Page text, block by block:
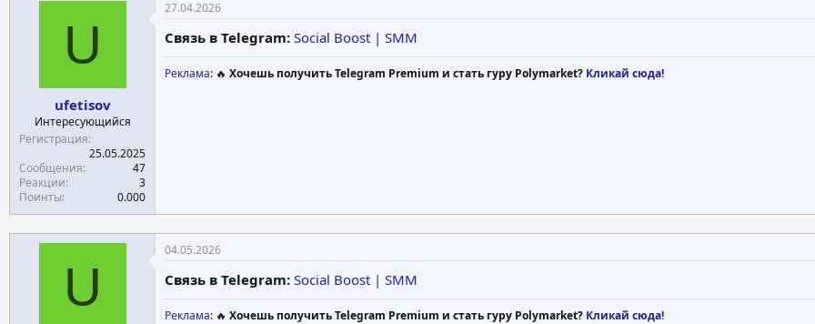
U
ufetisov
Интересующийся
Регистрация
25.05.2025
Сообщения
47
Реакции
3
Поинты
0.000
27.04.2026
Связь в Telegram: Social Boost | SMM
Реклама: 🔥 Хочешь получить Telegram Premium и стать гуру Polymarket? Кликай сюда!
U
04.05.2026
Связь в Telegram: Social Boost | SMM
Реклама: 🔥 Хочешь получить Telegram Premium и стать гуру Polymarket? Кликай сюда!